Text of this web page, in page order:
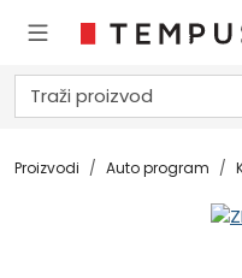
Proizvodi Auto program